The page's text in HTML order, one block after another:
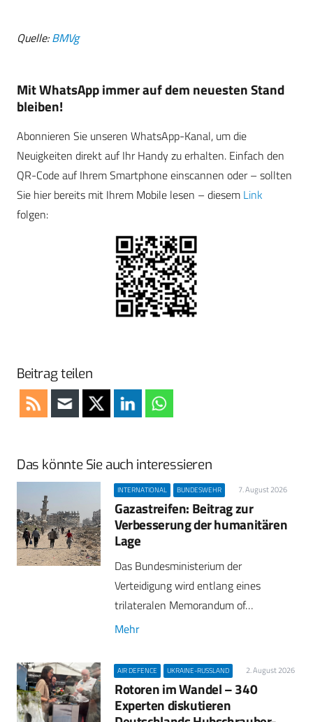
Quelle:BMVg
Mit WhatsApp immer auf dem neuesten Stand
bleiben!
Abonnieren Sie unseren WhatsApp-Kanal, um die
Neuigkeiten direkt auf Ihr Handy zu erhalten. Einfach den
QR-Code auf Ihrem Smartphone einscannen oder – sollten
Sie hier bereits mit Ihrem Mobile lesen – diesem Link
folgen:
Beitrag teilen
Das könnte Sie auch interessieren
INTERNATIONAL BUNDESWEHR 7. August 2026
Gazastreifen: Beitrag zur
Verbesserung der humanitären
Lage
Das Bundesministerium der
Verteidigung wird entlang eines
trilateralen Memorandum of…
Mehr
AIR DEFENCE UKRAINE-RUSSLAND 2. August 2026
Rotoren im Wandel – 340
Experten diskutieren